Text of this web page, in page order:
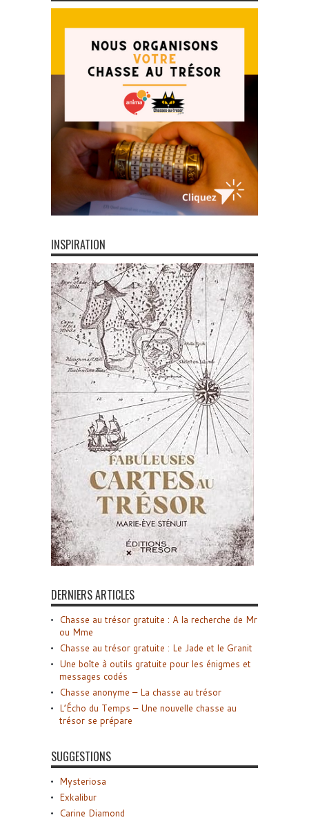
INSPIRATION
DERNIERS ARTICLES
Chasse au trésor gratuite : A la recherche de Mr
ou Mme
Chasse au trésor gratuite : Le Jade et le Granit
Une boîte à outils gratuite pour les énigmes et
messages codés
Chasse anonyme – La chasse au trésor
L’Écho du Temps – Une nouvelle chasse au
trésor se prépare
SUGGESTIONS
Mysteriosa
Exkalibur
Carine Diamond